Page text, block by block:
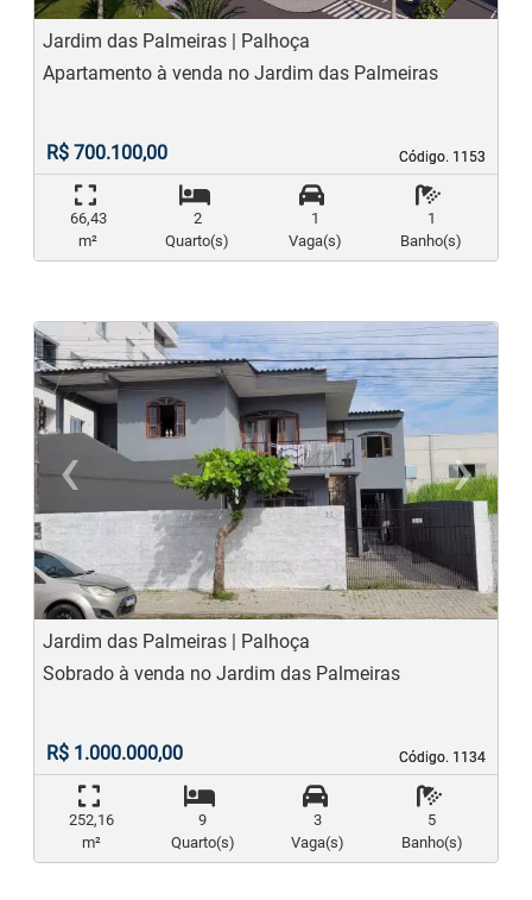
Jardim das Palmeiras | Palhoça
Código. 1153
Código. 1153
Apartamento à venda no Jardim das Palmeiras
R$ 700.100,00
66,43
m²
2
Quarto(s)
1
Vaga(s)
1
Banho(s)
‹
Previous
›
Jardim das Palmeiras | Palhoça
Código. 1134
Código. 1134
Sobrado à venda no Jardim das Palmeiras
R$ 1.000.000,00
252,16
m²
9
Quarto(s)
3
Vaga(s)
5
Banho(s)